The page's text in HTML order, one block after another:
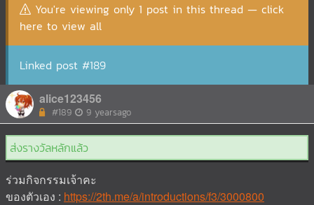
You're viewing only 1 post in this thread — click
here to view all
Linked post #189
alice123456
#189 9 yearsago
ส่งรางวัลหลักแล้ว
ร่วมกิจกรรมเจ้าคะ
ของตัวเอง : https://2th.me/a/introductions/f3/3000800